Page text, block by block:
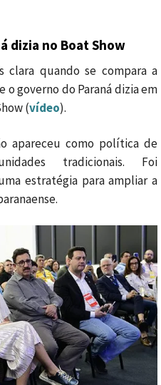
dizia no Boat Show
clara quando se compara a
o governo do Paraná dizia em
(vídeo).
apareceu como política de
tradicionais. Foi
estratégia para ampliar a